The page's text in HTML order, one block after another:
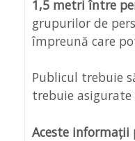
1,5 metri între
grupurilor de
împreună care
Publicul trebuie
trebuie
Aceste